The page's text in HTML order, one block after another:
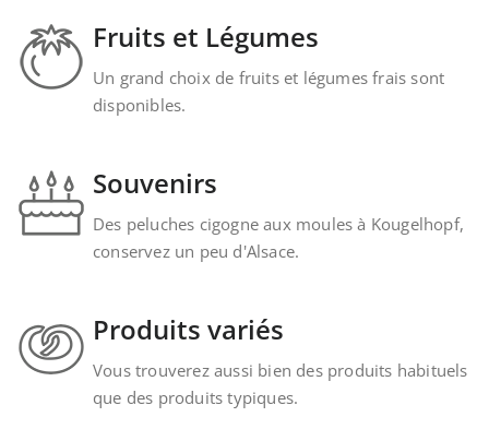
Fruits et Légumes
Un grand choix de fruits et légumes frais sont
disponibles.
Souvenirs
Des peluches cigogne aux moules à Kougelhopf,
conservez un peu d'Alsace.
Produits variés
Vous trouverez aussi bien des produits habituels
que des produits typiques.